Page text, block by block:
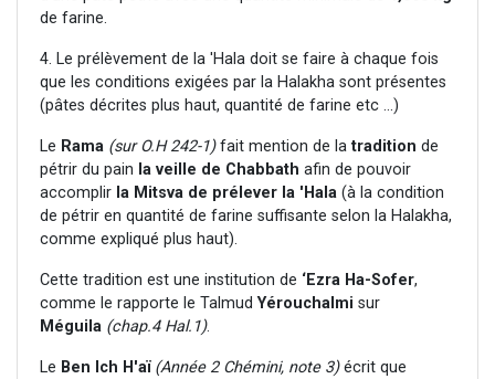
de farine.
4. Le prélèvement de la 'Hala doit se faire à chaque fois
que les conditions exigées par la Halakha sont présentes
(pâtes décrites plus haut, quantité de farine etc ...)
Le Rama (sur O.H 242-1)fait mention de latradition de
pétrir du pain la veille de Chabbath afin de pouvoir
accomplir la Mitsva de prélever la 'Hala (à la condition
de pétrir en quantité de farine suffisante selon la Halakha,
comme expliqué plus haut).
Cette tradition est une institution de ‘Ezra Ha-Sofer,
comme le rapporte le Talmud Yérouchalmi sur
Méguila (chap.4 Hal.1).
Le Ben Ich H'aï (Année 2 Chémini, note 3)écrit que